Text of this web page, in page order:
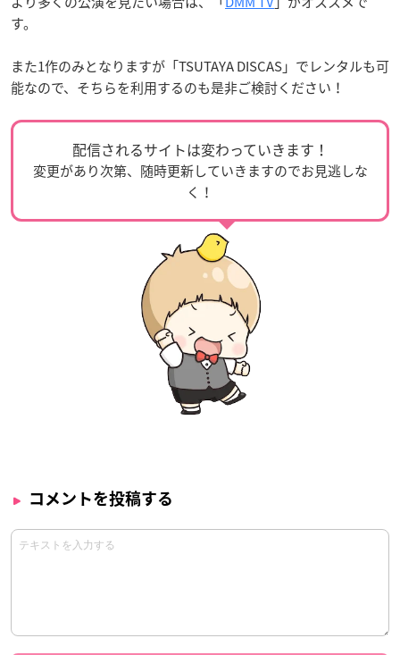
す。
また1作のみとなりますが「TSUTAYA DISCAS」でレンタルも可
能なので、そちらを利用するのも是非ご検討ください！
配信されるサイトは変わっていきます！
変更があり次第、随時更新していきますのでお見逃しな
く！
コメントを投稿する